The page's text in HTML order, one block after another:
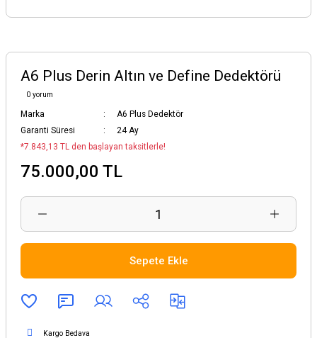
A6 Plus Derin Altın ve Define Dedektörü
0 yorum
Marka
A6 Plus Dedektör
Garanti Süresi
24 Ay
*7.843,13 TL den başlayan taksitlerle!
75.000,00 TL
Sepete Ekle
Kargo Bedava